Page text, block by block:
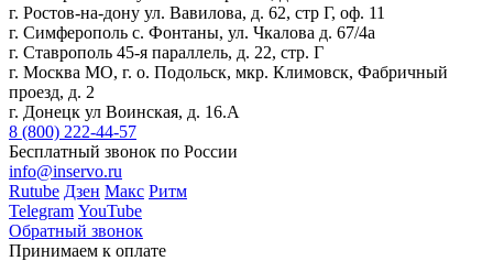
г. Ростов-на-дону ул. Вавилова, д. 62, стр Г, оф. 11
г. Симферополь с. Фонтаны, ул. Чкалова д. 67/4а
г. Ставрополь 45-я параллель, д. 22, стр. Г
г. Москва МО, г. о. Подольск, мкр. Климовск, Фабричный
проезд, д. 2
г. Донецк ул Воинская, д. 16.А
8 (800) 222-44-57
Бесплатный звонок по России
info@inservo.ru
Rutube Дзен Макс Ритм
Telegram YouTube
Обратный звонок
Принимаем к оплате